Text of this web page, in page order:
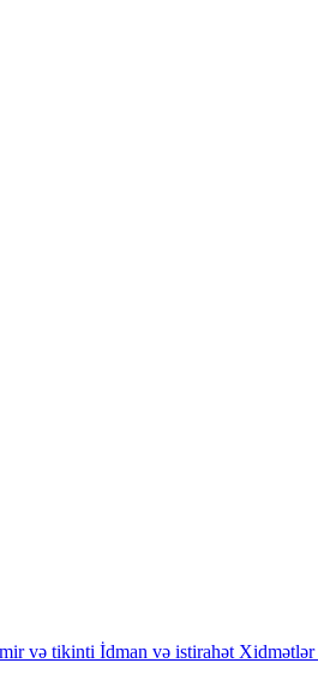
və tikinti İdman və istirahət Xidmətlər